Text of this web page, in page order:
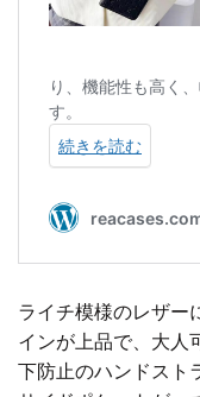
ライチ模様のレザー
インが上品で、大人
下防止のハンドスト